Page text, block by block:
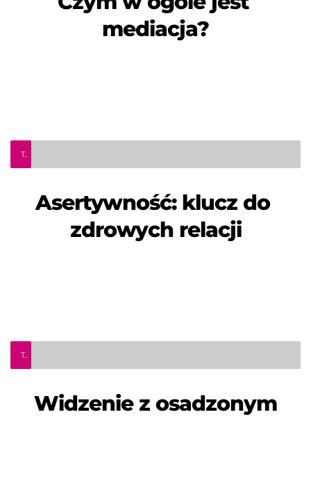
mediacja?
TeleInfo Pro Civium - Asertywność: klucz do zdrowych relacji
Asertywność: klucz do
zdrowych relacji
TeleInfo Pro Civium - Widzenie z osadzonym
Widzenie z osadzonym